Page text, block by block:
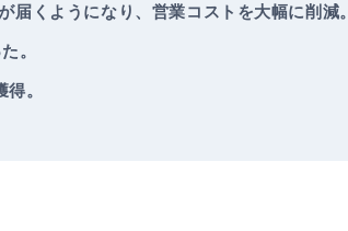
くようになり、営業コストを大幅に削減。
。
。